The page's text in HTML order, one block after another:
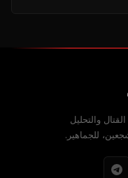
والتحليل
للجماهير.